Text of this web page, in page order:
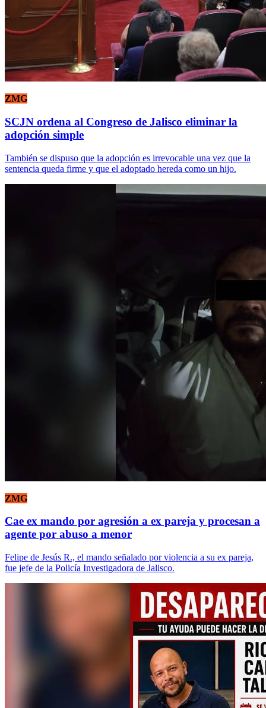
ZMG
SCJN ordena al Congreso de Jalisco eliminar la
adopción simple
También se dispuso que la adopción es irrevocable una vez que la
sentencia queda firme y que el adoptado hereda como un hijo.
ZMG
Cae ex mando por agresión a ex pareja y procesan a
agente por abuso a menor
Felipe de Jesús R., el mando señalado por violencia a su ex pareja,
fue jefe de la Policía Investigadora de Jalisco.